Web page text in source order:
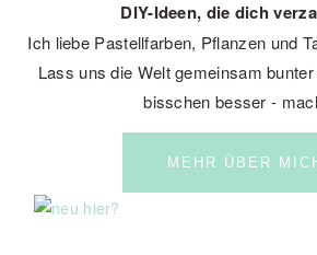
DIY-Ideen, die dich
Ich liebe Pastellfarben, Pflanzen und
Lass uns die Welt gemeinsam
bisschen besser -
MEHR ÜBER